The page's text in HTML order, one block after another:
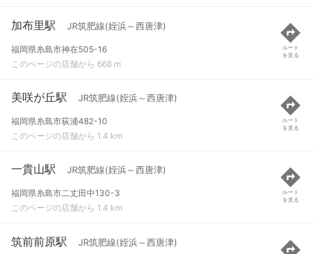
加布里駅 JR筑肥線(姪浜～西唐津)
福岡県糸島市神在505-16
このページの店舗から 668 m
ルート
を見る
美咲が丘駅 JR筑肥線(姪浜～西唐津)
福岡県糸島市荻浦482-10
このページの店舗から 1.4 km
ルート
を見る
一貴山駅 JR筑肥線(姪浜～西唐津)
福岡県糸島市二丈田中130-3
このページの店舗から 1.4 km
ルート
を見る
筑前前原駅 JR筑肥線(姪浜～西唐津)